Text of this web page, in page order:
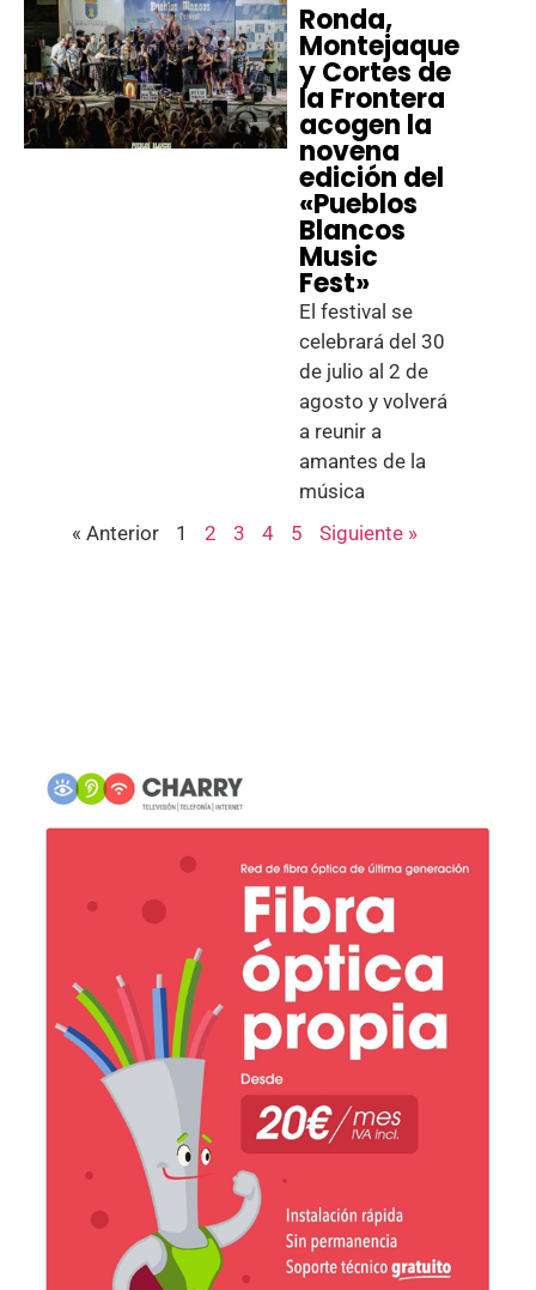
Ronda,
Montejaque
y Cortes de
la Frontera
acogen la
novena
edición del
«Pueblos
Blancos
Music
Fest»
El festival se
celebrará del 30
de julio al 2 de
agosto y volverá
a reunir a
amantes de la
música
« Anterior
1 2 3 4 5 Siguiente »